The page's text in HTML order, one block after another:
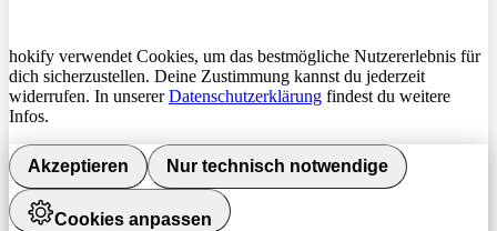
hokify verwendet Cookies, um das bestmögliche Nutzererlebnis für
dich sicherzustellen. Deine Zustimmung kannst du jederzeit
widerrufen. In unsererDatenschutzerklärung findest du weitere
Infos.
Akzeptieren Nur technisch notwendige
Cookies anpassen